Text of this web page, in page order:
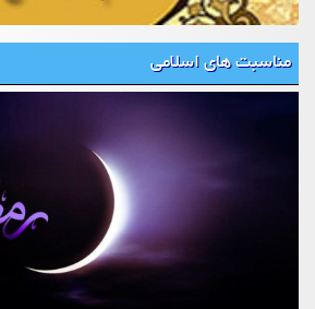
مناسبت های اسلامی